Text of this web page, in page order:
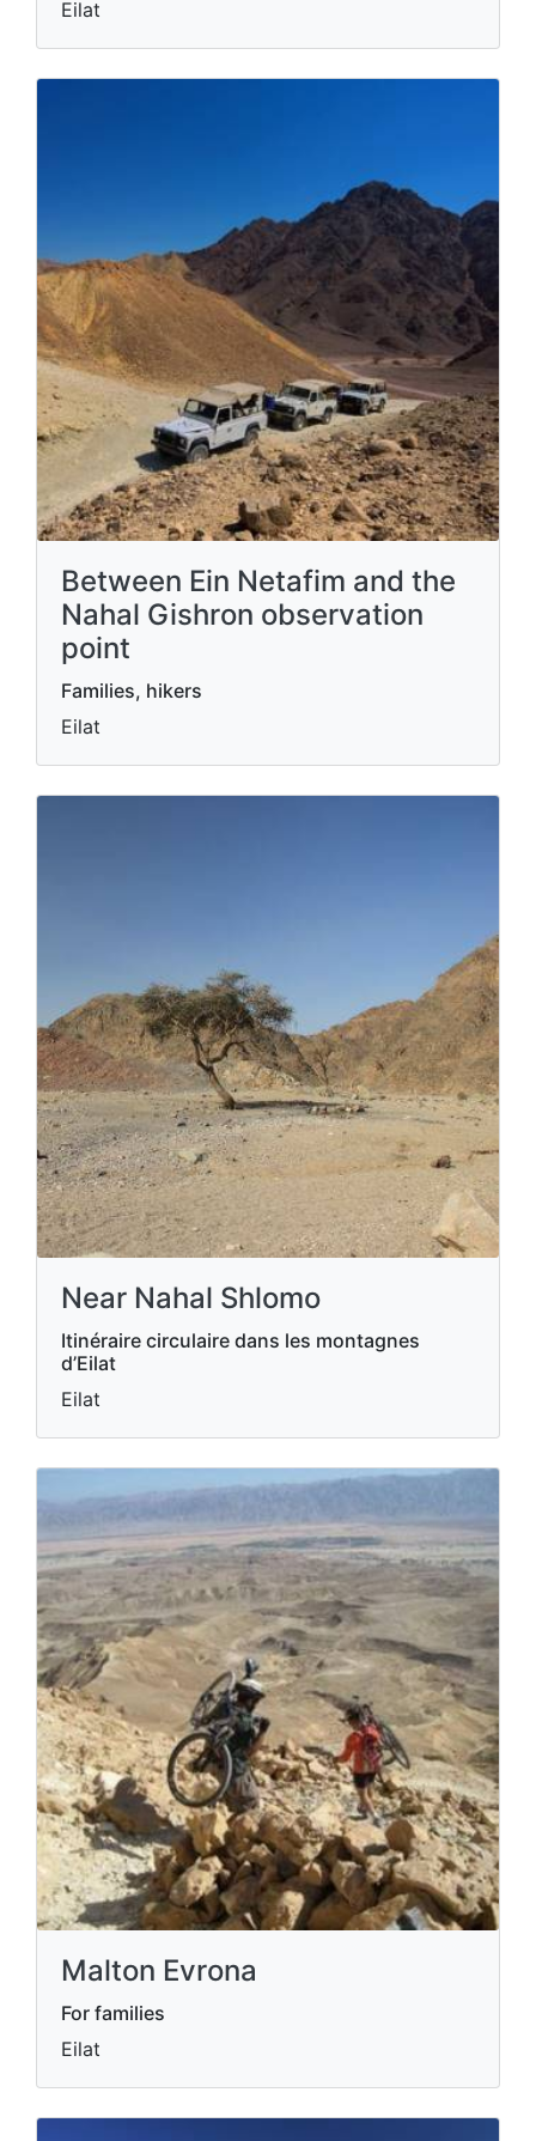
Eilat
Between Ein Netafim and the
Nahal Gishron observation
point
Families, hikers
Eilat
Near Nahal Shlomo
Itinéraire circulaire dans les montagnes
d’Eilat
Eilat
Malton Evrona
For families
Eilat